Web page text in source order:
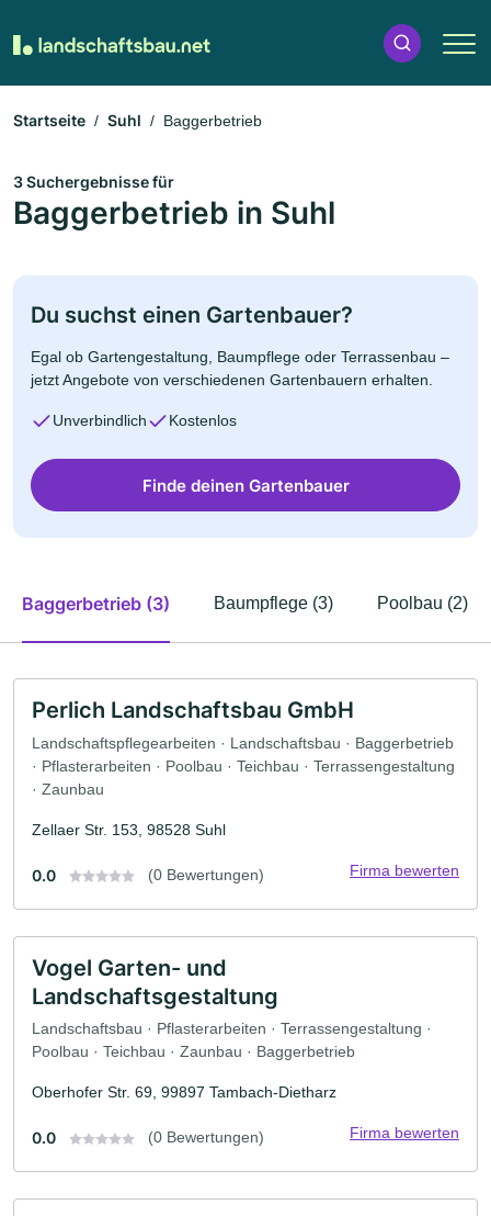
Startseite Suhl Baggerbetrieb
3 Suchergebnisse für
Baggerbetrieb in Suhl
Du suchst einen Gartenbauer?
Egal ob Gartengestaltung, Baumpflege oder Terrassenbau –
jetzt Angebote von verschiedenen Gartenbauern erhalten.
Unverbindlich Kostenlos
Finde deinen Gartenbauer
Baggerbetrieb (3) Baumpflege (3) Poolbau (2)
Perlich Landschaftsbau GmbH
Landschaftspflegearbeiten · Landschaftsbau · Baggerbetrieb
· Pflasterarbeiten · Poolbau · Teichbau · Terrassengestaltung
· Zaunbau
Zellaer Str. 153, 98528 Suhl
0.0 (0 Bewertungen) Firma bewerten
Vogel Garten- und
Landschaftsgestaltung
Landschaftsbau · Pflasterarbeiten · Terrassengestaltung ·
Poolbau · Teichbau · Zaunbau · Baggerbetrieb
Oberhofer Str. 69, 99897 Tambach-Dietharz
0.0 (0 Bewertungen) Firma bewerten